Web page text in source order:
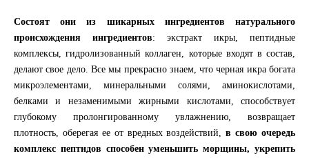
Состоят они из шикарных ингредиентов натурального
происхождения ингредиентов: экстракт икры, пептидные
комплексы, гидролизованный коллаген, которые входят в состав,
делают свое дело. Все мы прекрасно знаем, что черная икра богата
микроэлементами, минеральными солями, аминокислотами,
белками и незаменимыми жирными кислотами, способствует
глубокому пролонгированному увлажнению, возвращает
плотность, оберегая ее от вредных воздействий,в свою очередь
комплекс пептидов способен уменьшить морщины, укрепить